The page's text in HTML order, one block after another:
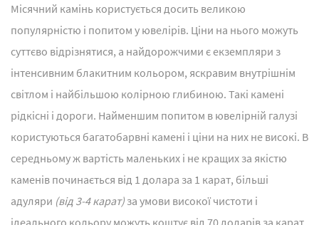
Місячний камінь користується досить великою
популярністю і попитом у ювелірів. Ціни на нього можуть
суттєво відрізнятися, а найдорожчими є екземпляри з
інтенсивним блакитним кольором, яскравим внутрішнім
світлом і найбільшою колірною глибиною. Такі камені
рідкісні і дороги. Найменшим попитом в ювелірній галузі
користуються багатобарвні камені і ціни на них не високі. В
середньому ж вартість маленьких і не кращих за якістю
каменів починається від 1 долара за 1 карат, більші
адуляри (від 3-4 карат) за умови високої чистоти і